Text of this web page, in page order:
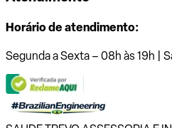
Horário de atendimento:
Segunda a Sexta – 08h às 19h |